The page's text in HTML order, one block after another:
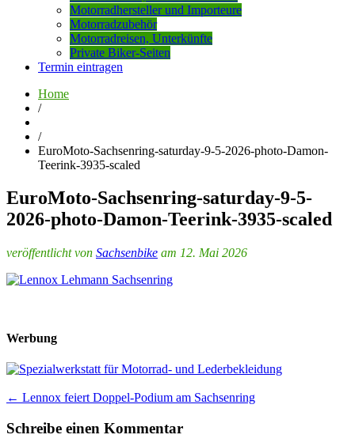
Motorradhersteller und Importeure
Motorradzubehör
Motorradreisen, Unterkünfte
Private Biker-Seiten
Termin eintragen
Home
/
/
EuroMoto-Sachsenring-saturday-9-5-2026-photo-Damon-
Teerink-3935-scaled
EuroMoto-Sachsenring-saturday-9-5-
2026-photo-Damon-Teerink-3935-scaled
veröffentlicht von Sachsenbike am 12. Mai 2026
Werbung
Post
navigation
← Lennox feiert Doppel-Podium am Sachsenring
Schreibe einen Kommentar